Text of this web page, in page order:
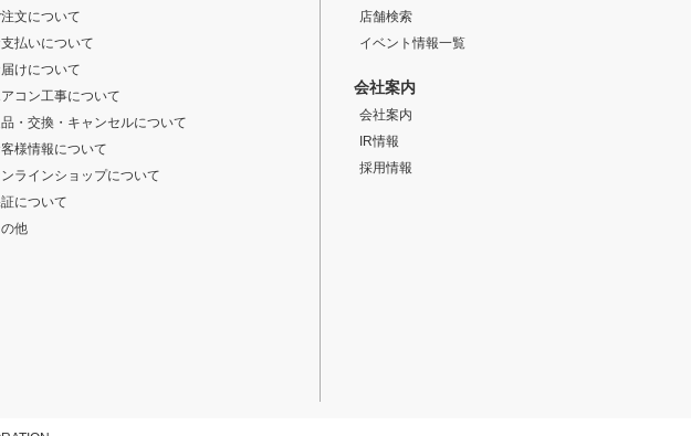
注文について
払いについて
けについて
コン工事について
・交換・キャンセルについて
様情報について
ラインショップについて
について
他
店舗検索
イベント情報一覧
会社案内
会社案内
IR情報
採用情報